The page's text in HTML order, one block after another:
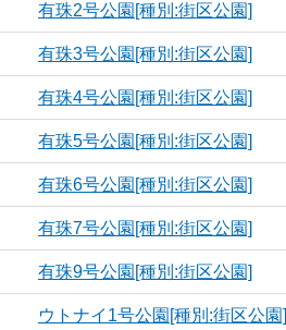
有珠2号公園[種別:街区公園]
有珠3号公園[種別:街区公園]
有珠4号公園[種別:街区公園]
有珠5号公園[種別:街区公園]
有珠6号公園[種別:街区公園]
有珠7号公園[種別:街区公園]
有珠9号公園[種別:街区公園]
ウトナイ1号公園[種別:街区公園]